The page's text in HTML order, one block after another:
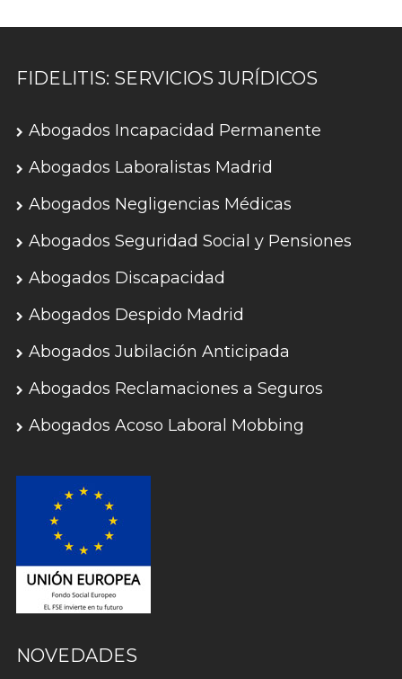
FIDELITIS: SERVICIOS JURÍDICOS
Abogados Incapacidad Permanente
Abogados Laboralistas Madrid
Abogados Negligencias Médicas
Abogados Seguridad Social y Pensiones
Abogados Discapacidad
Abogados Despido Madrid
Abogados Jubilación Anticipada
Abogados Reclamaciones a Seguros
Abogados Acoso Laboral Mobbing
NOVEDADES